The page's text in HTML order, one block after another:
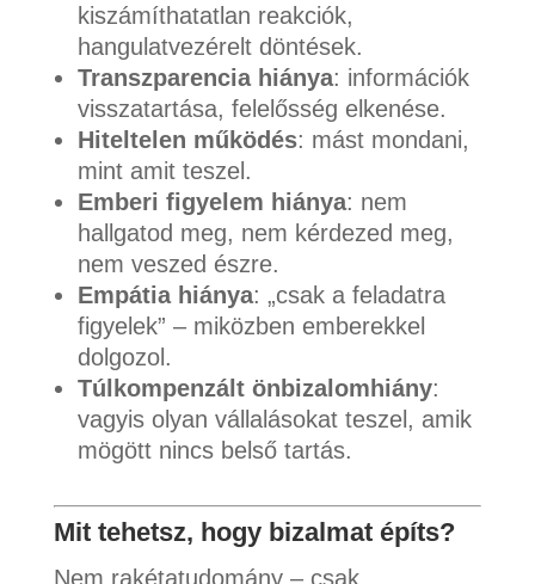
kiszámíthatatlan reakciók,
hangulatvezérelt döntések.
Transzparencia hiánya: információk
visszatartása, felelősség elkenése.
Hiteltelen működés: mást mondani,
mint amit teszel.
Emberi figyelem hiánya: nem
hallgatod meg, nem kérdezed meg,
nem veszed észre.
Empátia hiánya: „csak a feladatra
figyelek” – miközben emberekkel
dolgozol.
Túlkompenzált önbizalomhiány:
vagyis olyan vállalásokat teszel, amik
mögött nincs belső tartás.
Mit tehetsz, hogy bizalmat építs?
Nem rakétatudomány – csak